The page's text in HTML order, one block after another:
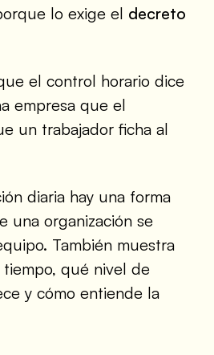
lo exige el decreto
el control horario dice
empresa que el
un trabajador ficha al
diaria hay una forma
una organización se
También muestra
qué nivel de
y cómo entiende la